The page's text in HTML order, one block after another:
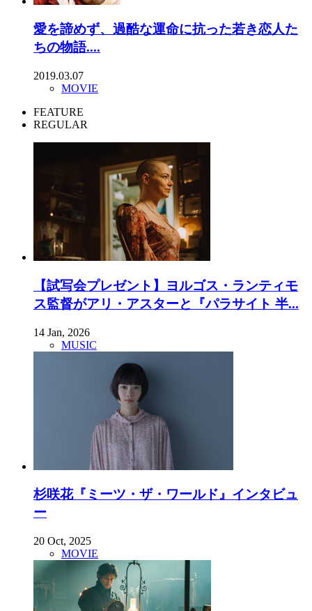
愛を諦めず、過酷な運命に抗った若き恋人た
ちの物語....
2019.03.07
MOVIE
FEATURE
REGULAR
【試写会プレゼント】ヨルゴス・ランティモ
ス監督がアリ・アスターと『パラサイト 半...
14 Jan, 2026
MUSIC
杉咲花『ミーツ・ザ・ワールド』インタビュ
ー
20 Oct, 2025
MOVIE